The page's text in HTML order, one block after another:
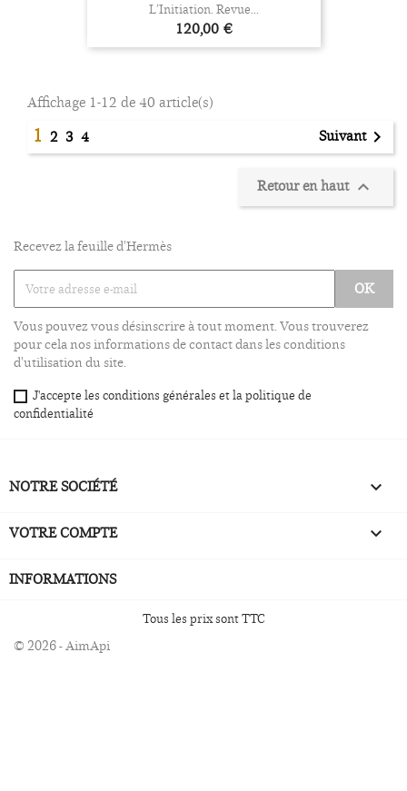
L’Initiation. Revue...
Prix
120,00 €
Affichage 1-12 de 40 article(s)
1 2 3 4 Suivant
Retour en haut 
Recevez la feuille d'Hermès
Vous pouvez vous désinscrire à tout moment. Vous trouverez
pour cela nos informations de contact dans les conditions
d'utilisation du site.
J'accepte les conditions générales et la politique de
confidentialité
NOTRE SOCIÉTÉ 
VOTRE COMPTE 
INFORMATIONS
Tous les prix sont TTC
© 2026 - AimApi